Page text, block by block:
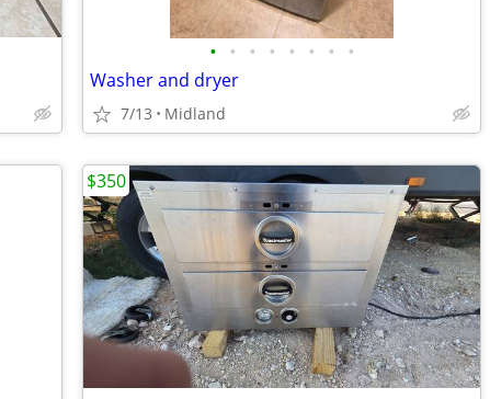
• • • • • • • •
Washer and dryer
7/13 Midland
$350